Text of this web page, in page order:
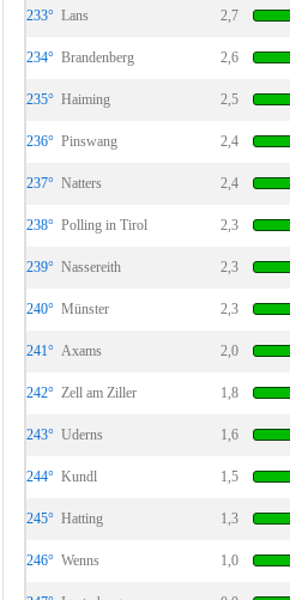
233° Lans 2,7
234° Brandenberg 2,6
235° Haiming 2,5
236° Pinswang 2,4
237° Natters 2,4
238° Polling in Tirol 2,3
239° Nassereith 2,3
240° Münster 2,3
241° Axams 2,0
242° Zell am Ziller 1,8
243° Uderns 1,6
244° Kundl 1,5
245° Hatting 1,3
246° Wenns 1,0